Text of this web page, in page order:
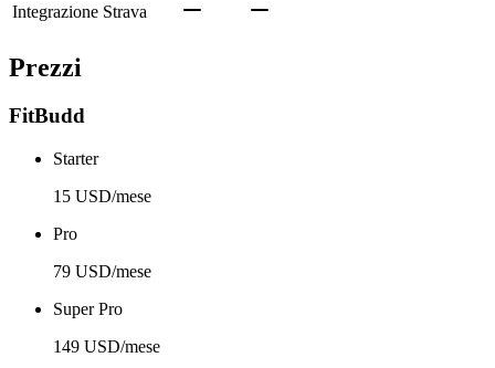
Integrazione Strava
Prezzi
FitBudd
Starter
15 USD/mese
Pro
79 USD/mese
Super Pro
149 USD/mese